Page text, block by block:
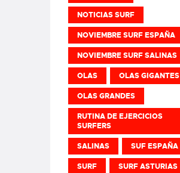
NOTICIAS SURF
NOVIEMBRE SURF ESPAÑA
NOVIEMBRE SURF SALINAS
OLAS OLAS GIGANTES
OLAS GRANDES
RUTINA DE EJERCICIOS
SURFERS
SALINAS SUF ESPAÑA
SURF SURF ASTURIAS